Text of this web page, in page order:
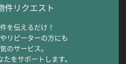
件リクエスト
を伝えるだけ！
リピーターの方にも
のサービス。
をサポートします。